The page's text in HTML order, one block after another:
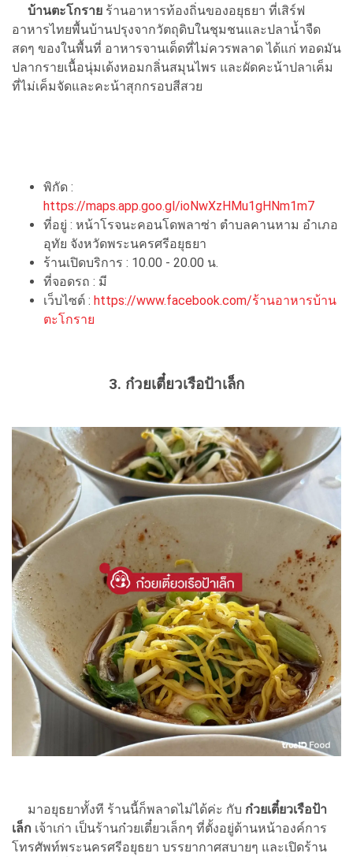
บ้านตะโกราย ร้านอาหารท้องถิ่นของอยุธยา ที่เสิร์ฟ
อาหารไทยพื้นบ้านปรุงจากวัตถุดิบในชุมชนและปลาน้ำจืด
สดๆ ของในพื้นที่ อาหารจานเด็ดที่ไม่ควรพลาด ได้แก่ ทอดมัน
ปลากรายเนื้อนุ่มเด้งหอมกลิ่นสมุนไพร และผัดคะน้าปลาเค็ม
ที่ไม่เค็มจัดและคะน้าสุกกรอบสีสวย
พิกัด :
https://maps.app.goo.gl/ioNwXzHMu1gHNm1m7
ที่อยู่ : หน้าโรจนะคอนโดพลาซ่า ตำบลคานหาม อำเภอ
อุทัย จังหวัดพระนครศรีอยุธยา
ร้านเปิดบริการ : 10.00 - 20.00 น.
ที่จอดรถ : มี
เว็บไซต์ : https://www.facebook.com/ร้านอาหารบ้าน
ตะโกราย
3. ก๋วยเตี๋ยวเรือป้าเล็ก
มาอยุธยาทั้งที ร้านนี้ก็พลาดไม่ได้ค่ะ กับ ก๋วยเตี๋ยวเรือป้า
เล็ก เจ้าเก่า เป็นร้านก๋วยเตี๋ยวเล็กๆ ที่ตั้งอยู่ด้านหน้าองค์การ
โทรศัพท์พระนครศรีอยุธยา บรรยากาศสบายๆ และเปิดร้าน